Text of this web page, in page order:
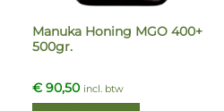
Manuka Honing MGO 400+
500gr.
€90,50 incl. btw